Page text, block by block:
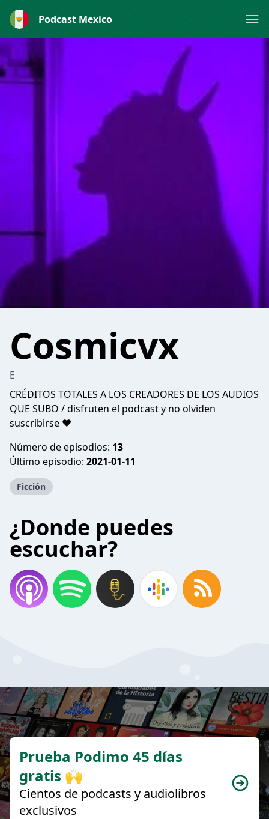
Podcast Mexico
Cosmicvx
E
CRÉDITOS TOTALES A LOS CREADORES DE LOS AUDIOS
QUE SUBO / disfruten el podcast y no olviden
suscribirse ❤️
Número de episodios: 13
Último episodio: 2021-01-11
Ficción
¿Donde puedes
escuchar?
Prueba Podimo 45 días
gratis 🙌
Cientos de podcasts y audiolibros
exclusivos